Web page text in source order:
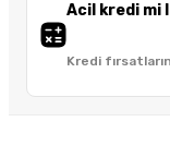
Acil kredi mi
Kredi